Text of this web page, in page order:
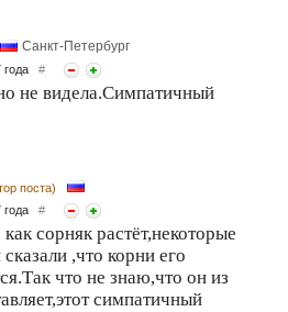
Санкт-Петербург
года #
не видела.Симпатичный
поста)
года #
сорняк растёт,некоторые
,что корни его
что не знаю,что он из
симпатичный